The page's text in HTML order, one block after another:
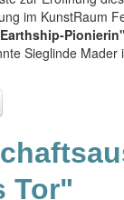
im KunstRaum
Sieglinde Mader
Tor"